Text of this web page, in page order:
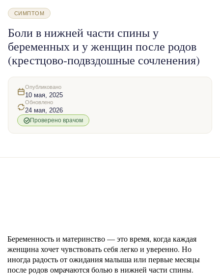
СИМПТОМ
Боли в нижней части спины у
беременных и у женщин после родов
(крестцово-подвздошные сочленения)
Опубликовано
10 мая, 2025
Обновлено
24 мая, 2026
Проверено врачом
Беременность и материнство — это время, когда каждая
женщина хочет чувствовать себя легко и уверенно. Но
иногда радость от ожидания малыша или первые месяцы
после родов омрачаются болью в нижней части спины.